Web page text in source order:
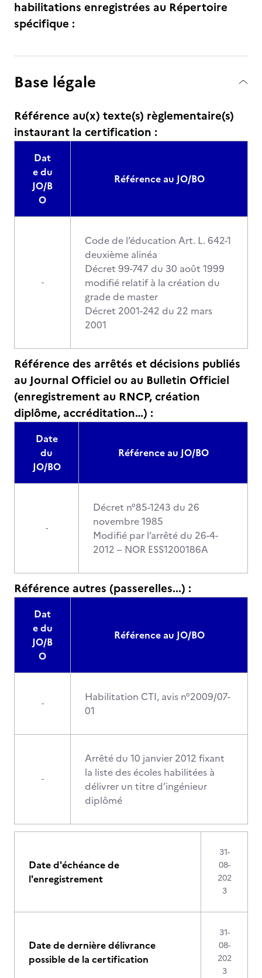
habilitations enregistrées au Répertoire
spécifique :
Base légale
Référence au(x) texte(s) règlementaire(s)
instaurant la certification :
Dat
e du
JO/B
O
Référence au JO/BO
-
Code de l’éducation Art. L. 642-1
deuxième alinéa
Décret 99-747 du 30 août 1999
modifié relatif à la création du
grade de master
Décret 2001-242 du 22 mars
2001
Référence des arrêtés et décisions publiés
au Journal Officiel ou au Bulletin Officiel
(enregistrement au RNCP, création
diplôme, accréditation…) :
Date
du
JO/BO
Référence au JO/BO
-
Décret n°85-1243 du 26
novembre 1985
Modifié par l’arrêté du 26-4-
2012 – NOR ESS1200186A
Référence autres (passerelles...) :
Dat
e du
JO/B
O
Référence au JO/BO
-
Habilitation CTI, avis n°2009/07-
01
-
Arrêté du 10 janvier 2012 fixant
la liste des écoles habilitées à
délivrer un titre d’ingénieur
diplômé
Date d'échéance de
l'enregistrement
31-
08-
202
3
Date de dernière délivrance
possible de la certification
31-
08-
202
3